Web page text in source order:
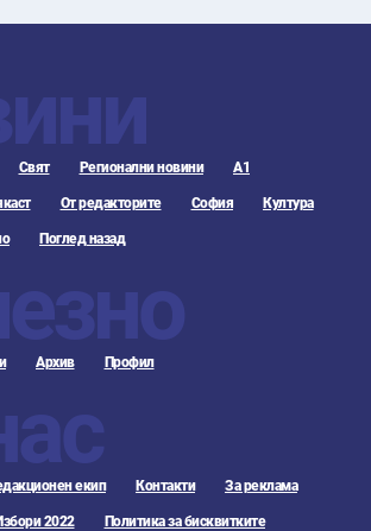
Свят Регионални новини А1
От редакторите София Култура
Поглед назад
Архив Профил
екип Контакти За реклама
2022 Политика за бисквитките